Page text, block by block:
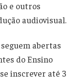
e outros
audiovisual.
abertas
do Ensino
inscrever até 3